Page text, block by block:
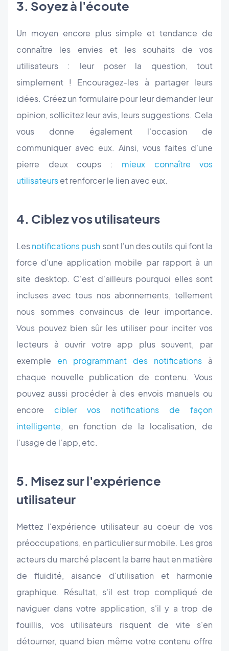
3. Soyez à l'écoute
Un moyen encore plus simple et tendance de
connaître les envies et les souhaits de vos
utilisateurs : leur poser la question, tout
simplement ! Encouragez-les à partager leurs
idées. Créez un formulaire pour leur demander leur
opinion, sollicitez leur avis, leurs suggestions. Cela
vous donne également l'occasion de
communiquer avec eux. Ainsi, vous faites d'une
pierre deux coups : mieux connaître vos
utilisateurset renforcer le lien avec eux.
4. Ciblez vos utilisateurs
Lesnotifications push sont l'un des outils qui font la
force d'une application mobile par rapport à un
site desktop. C'est d'ailleurs pourquoi elles sont
incluses avec tous nos abonnements, tellement
nous sommes convaincus de leur importance.
Vous pouvez bien sûr les utiliser pour inciter vos
lecteurs à ouvrir votre app plus souvent, par
exemple en programmant des notifications à
chaque nouvelle publication de contenu. Vous
pouvez aussi procéder à des envois manuels ou
encore cibler vos notifications de façon
intelligente, en fonction de la localisation, de
l'usage de l'app, etc.
5. Misez sur l'expérience
utilisateur
Mettez l'expérience utilisateur au coeur de vos
préoccupations, en particulier sur mobile. Les gros
acteurs du marché placent la barre haut en matière
de fluidité, aisance d'utilisation et harmonie
graphique. Résultat, s'il est trop compliqué de
naviguer dans votre application, s'il y a trop de
fouillis, vos utilisateurs risquent de vite s'en
détourner, quand bien même votre contenu offre